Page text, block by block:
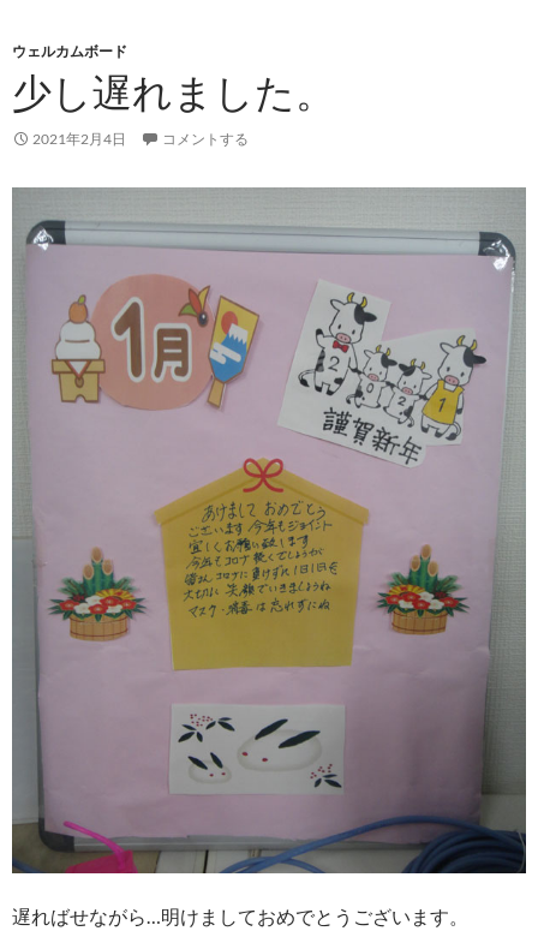
ウェルカムボード
少し遅れました。
2021年2月4日 コメントする
遅ればせながら…明けましておめでとうございます。